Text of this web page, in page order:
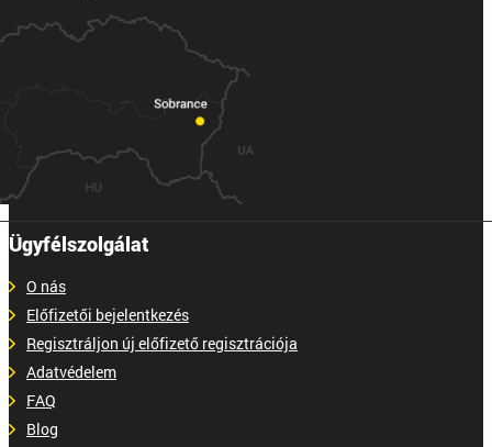
Ügyfélszolgálat
O nás
Előfizetői bejelentkezés
Regisztráljon új előfizető regisztrációja
Adatvédelem
FAQ
Blog